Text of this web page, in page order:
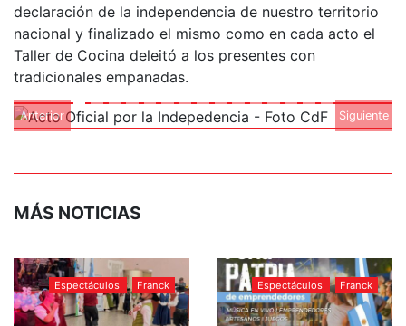
declaración de la independencia de nuestro territorio
nacional y finalizado el mismo como en cada acto el
Taller de Cocina deleitó a los presentes con
tradicionales empanadas.
Anterior Siguiente
MÁS NOTICIAS
Espectáculos Franck Espectáculos Franck